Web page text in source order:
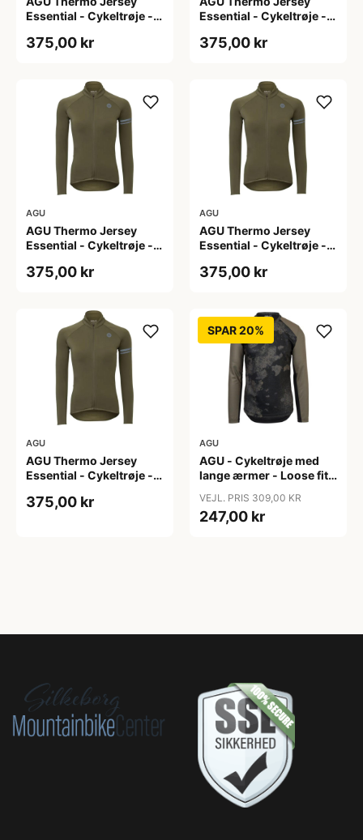
Essential - Cykeltrøje -
L
375,00 kr
Essential - Cykeltrøje -
M
375,00 kr
AGU
AGU Thermo Jersey
Essential - Cykeltrøje -
S
375,00 kr
AGU
AGU Thermo Jersey
Essential - Cykeltrøje -
XL
375,00 kr
AGU
AGU Thermo Jersey
Essential - Cykeltrøje -
XXL
375,00 kr
SPAR 20%
AGU
AGU - Cykeltrøje med
lange ærmer - Loose fit -
VEJL. PRIS 309,00 KR
247,00 kr